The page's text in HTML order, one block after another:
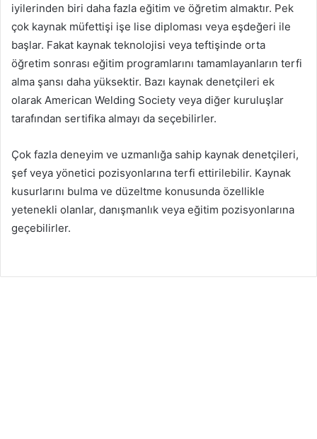
iyilerinden biri daha fazla eğitim ve öğretim almaktır. Pek
çok kaynak müfettişi işe lise diploması veya eşdeğeri ile
başlar. Fakat kaynak teknolojisi veya teftişinde orta
öğretim sonrası eğitim programlarını tamamlayanların terfi
alma şansı daha yüksektir. Bazı kaynak denetçileri ek
olarak American Welding Society veya diğer kuruluşlar
tarafından sertifika almayı da seçebilirler.
Çok fazla deneyim ve uzmanlığa sahip kaynak denetçileri,
şef veya yönetici pozisyonlarına terfi ettirilebilir. Kaynak
kusurlarını bulma ve düzeltme konusunda özellikle
yetenekli olanlar, danışmanlık veya eğitim pozisyonlarına
geçebilirler.